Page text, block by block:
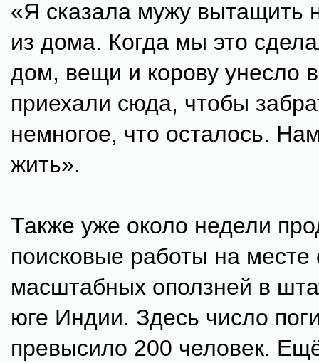
«Я сказала мужу вытащить
из дома. Когда мы это
дом, вещи и корову унесло
приехали сюда, чтобы
немногое, что осталось.
жить».
Также уже около недели
поисковые работы на месте
масштабных оползней в
юге Индии. Здесь число
превысило 200 человек.